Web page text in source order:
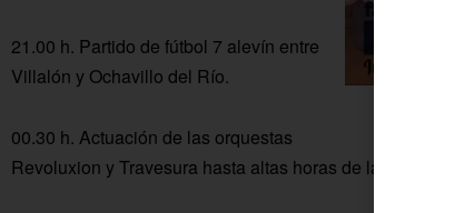
21.00 h. Partido de fútbol 7 alevín entre
Villalón y Ochavillo del Río.
00.30 h. Actuación de las orquestas
Revoluxion y Travesura hasta altas horas de la madrugada.